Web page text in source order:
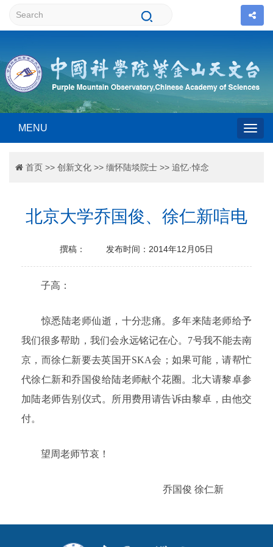
MENU
首页 >> 创新文化 >> 缅怀陆埮院士 >> 追忆·悼念
北京大学乔国俊、徐仁新唁电
撰稿： 发布时间：2014年12月05日
子高：
惊悉陆老师仙逝，十分悲痛。多年来陆老师给予
我们很多帮助，我们会永远铭记在心。7号我不能去南
京，而徐仁新要去英国开SKA会；如果可能，请帮忙
代徐仁新和乔国俊给陆老师献个花圈。北大请黎卓参
加陆老师告别仪式。所用费用请告诉由黎卓，由他交
付。
望周老师节哀！
乔国俊 徐仁新